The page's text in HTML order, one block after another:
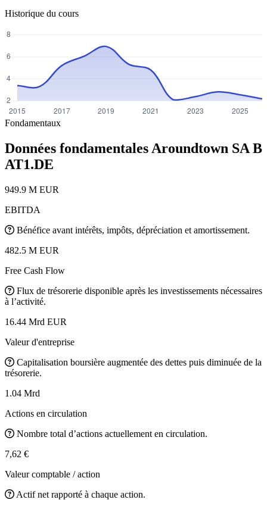
Historique du cours
Fondamentaux
Données fondamentales Aroundtown SA B
AT1.DE
949.9 M EUR
EBITDA
Bénéfice avant intérêts, impôts, dépréciation et amortissement.
482.5 M EUR
Free Cash Flow
Flux de trésorerie disponible après les investissements nécessaires
à l’activité.
16.44 Mrd EUR
Valeur d'entreprise
Capitalisation boursière augmentée des dettes puis diminuée de la
trésorerie.
1.04 Mrd
Actions en circulation
Nombre total d’actions actuellement en circulation.
7,62 €
Valeur comptable / action
Actif net rapporté à chaque action.